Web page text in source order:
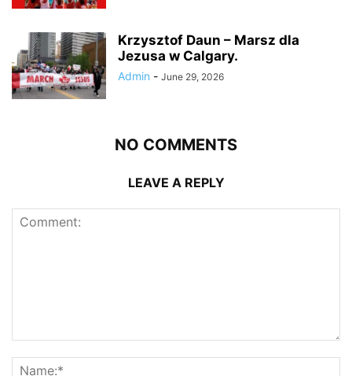
Krzysztof Daun – Marsz dla
Jezusa w Calgary.
Admin - June 29, 2026
NO COMMENTS
LEAVE A REPLY